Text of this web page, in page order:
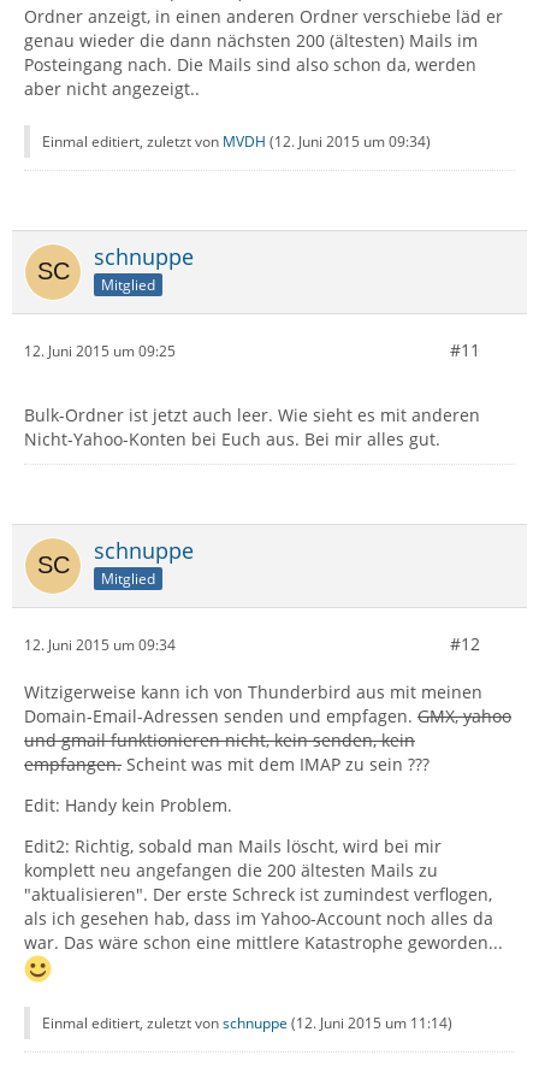
Ordner anzeigt, in einen anderen Ordner verschiebe läd er
genau wieder die dann nächsten 200 (ältesten) Mails im
Posteingang nach. Die Mails sind also schon da, werden
aber nicht angezeigt..
Einmal editiert, zuletzt von MVDH (12. Juni 2015 um 09:34)
schnuppe
Mitglied
12. Juni 2015 um 09:25 #11
Bulk-Ordner ist jetzt auch leer. Wie sieht es mit anderen
Nicht-Yahoo-Konten bei Euch aus. Bei mir alles gut.
schnuppe
Mitglied
12. Juni 2015 um 09:34 #12
Witzigerweise kann ich von Thunderbird aus mit meinen
Domain-Email-Adressen senden und empfagen. GMX, yahoo
und gmail funktionieren nicht, kein senden, kein
empfangen. Scheint was mit dem IMAP zu sein ???
Edit: Handy kein Problem.
Edit2: Richtig, sobald man Mails löscht, wird bei mir
komplett neu angefangen die 200 ältesten Mails zu
"aktualisieren". Der erste Schreck ist zumindest verflogen,
als ich gesehen hab, dass im Yahoo-Account noch alles da
war. Das wäre schon eine mittlere Katastrophe geworden...
Einmal editiert, zuletzt vonschnuppe (12. Juni 2015 um 11:14)